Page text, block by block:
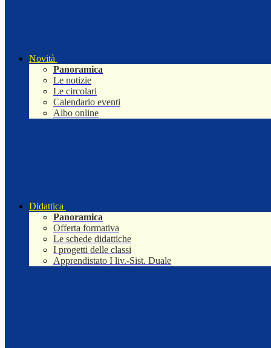
Novità
Panoramica
Le notizie
Le circolari
Calendario eventi
Albo online
Didattica
Panoramica
Offerta formativa
Le schede didattiche
I progetti delle classi
Apprendistato I liv.-Sist. Duale